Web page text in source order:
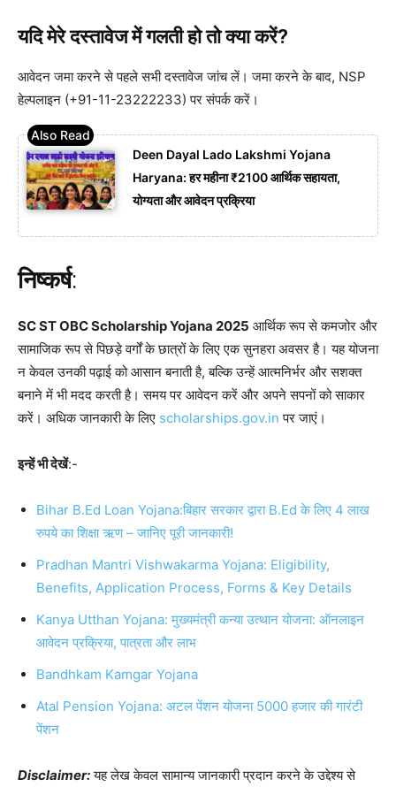
यदि मेरे दस्तावेज में गलती हो तो क्या करें?
आवेदन जमा करने से पहले सभी दस्तावेज जांच लें। जमा करने के बाद, NSP
हेल्पलाइन (+91-11-23222233) पर संपर्क करें।
Deen Dayal Lado Lakshmi Yojana
Haryana: हर महीना ₹2100 आर्थिक सहायता,
योग्यता और आवेदन प्रक्रिया
निष्कर्ष:
SC ST OBC Scholarship Yojana 2025 आर्थिक रूप से कमजोर और
सामाजिक रूप से पिछड़े वर्गों के छात्रों के लिए एक सुनहरा अवसर है। यह योजना
न केवल उनकी पढ़ाई को आसान बनाती है, बल्कि उन्हें आत्मनिर्भर और सशक्त
बनाने में भी मदद करती है। समय पर आवेदन करें और अपने सपनों को साकार
करें। अधिक जानकारी के लिए scholarships.gov.in पर जाएं।
इन्हें भी देखें:-
Bihar B.Ed Loan Yojana:बिहार सरकार द्वारा B.Ed के लिए 4 लाख
रुपये का शिक्षा ऋण – जानिए पूरी जानकारी!
Pradhan Mantri Vishwakarma Yojana: Eligibility,
Benefits, Application Process, Forms & Key Details
Kanya Utthan Yojana: मुख्यमंत्री कन्या उत्थान योजना: ऑनलाइन
आवेदन प्रक्रिया, पात्रता और लाभ
Bandhkam Kamgar Yojana
Atal Pension Yojana: अटल पेंशन योजना 5000 हजार की गारंटी
पेंशन
Disclaimer:यह लेख केवल सामान्य जानकारी प्रदान करने के उद्देश्य से